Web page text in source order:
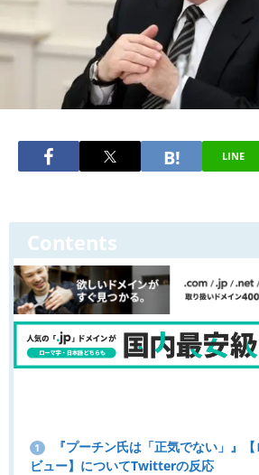
LINE
Contents
1
『プーチン氏は「正気でない」』
ビュー】についてTwitterの反応